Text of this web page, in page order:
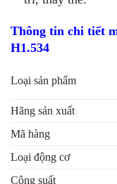
Thông tin chi tiết
H1.534
Loại sản phẩm
Hãng sản xuất
Mã hàng
Loại động cơ
Công suất